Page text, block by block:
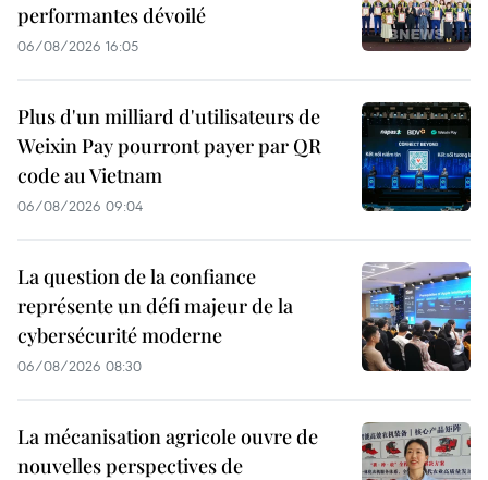
performantes dévoilé
06/08/2026 16:05
Plus d'un milliard d'utilisateurs de
Weixin Pay pourront payer par QR
code au Vietnam
06/08/2026 09:04
La question de la confiance
représente un défi majeur de la
cybersécurité moderne
06/08/2026 08:30
La mécanisation agricole ouvre de
nouvelles perspectives de